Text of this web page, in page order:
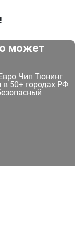
может
Чип Тюнинг
в 50+ городах РФ